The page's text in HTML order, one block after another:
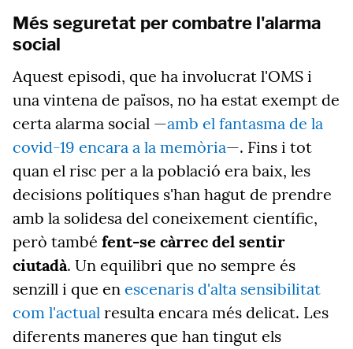
Més seguretat per combatre l'alarma
social
Aquest episodi, que ha involucrat l'OMS i
una vintena de països, no ha estat exempt de
certa alarma social —amb el fantasma de la
covid-19 encara a la memòria—. Fins i tot
quan el risc per a la població era baix, les
decisions polítiques s'han hagut de prendre
amb la solidesa del coneixement científic,
però també fent-se càrrec del sentir
ciutadà. Un equilibri que no sempre és
senzill i que en escenaris d'alta sensibilitat
com l'actual resulta encara més delicat. Les
diferents maneres que han tingut els